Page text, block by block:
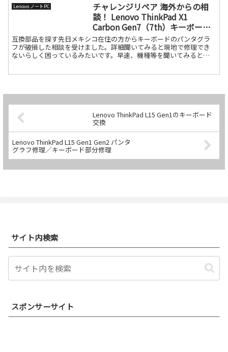
Lenovo ノートPC
チャレンジリペア 海外からの相
談！ Lenovo ThinkPad X1
Carbon Gen7（7th）キーボード
修理
互換部品を探す先日メキシコ在住の方からキーボードのパンタグラ
フが破損した相談を受けました。詳細聞いてみると現地で修理でき
ないらしく困っているみたいです。早速、機種等を聞いてみると
Lenovo ThinkPad L15 Gen1のキーボード
交換
Lenovo ThinkPad L15 Gen1 Gen2 パンタ
グラフ修理／キーボード部分修理
サイト内検索
スポンサーサイト